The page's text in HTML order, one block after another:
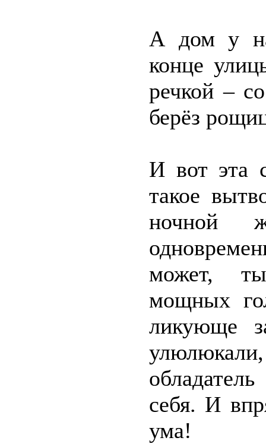
А дом у
конце
речкой –
берёз
И вот эта
такое
ночной
может,
мощных
ликующе
себя. И
ума!